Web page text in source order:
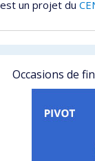
un projet du
Occasions de